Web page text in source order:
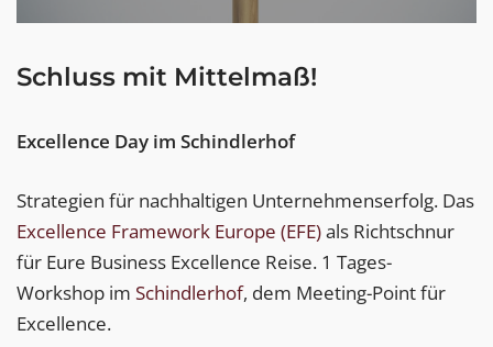
Schluss mit Mittelmaß!
Excellence Day im Schindlerhof
Strategien für nachhaltigen Unternehmenserfolg. Das
Excellence Framework Europe (EFE)als Richtschnur
für Eure Business Excellence Reise. 1 Tages-
Workshop im Schindlerhof, dem Meeting-Point für
Excellence.